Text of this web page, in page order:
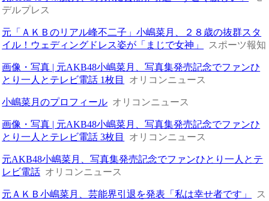
デルプレス
元「ＡＫＢのリアル峰不二子」小嶋菜月、２８歳の抜群スタ
イル！ウェディングドレス姿が「まじで女神」
スポーツ報知
画像・写真 | 元AKB48小嶋菜月、写真集発売記念でファンひ
とり一人とテレビ電話 1枚目
オリコンニュース
小嶋菜月のプロフィール オリコンニュース
画像・写真 | 元AKB48小嶋菜月、写真集発売記念でファンひ
とり一人とテレビ電話 3枚目
オリコンニュース
元AKB48小嶋菜月、写真集発売記念でファンひとり一人とテ
レビ電話 オリコンニュース
元ＡＫＢ小嶋菜月、芸能界引退を発表「私は幸せ者です」
ス